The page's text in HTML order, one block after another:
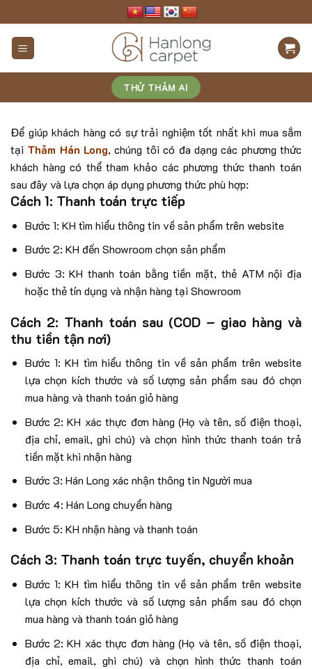
to
content
THỬ THẢM AI
Để giúp khách hàng có sự trải nghiệm tốt nhất khi mua sắm
tại Thảm Hán Long, chúng tôi có đa dạng các phương thức
khách hàng có thể tham khảo các phương thức thanh toán
sau đây và lựa chọn áp dụng phương thức phù hợp:
Cách 1: Thanh toán trực tiếp
Bước 1: KH tìm hiểu thông tin về sản phẩm trên website
Bước 2: KH đến Showroom chọn sản phẩm
Bước 3: KH thanh toán bằng tiền mặt, thẻ ATM nội địa
hoặc thẻ tín dụng và nhận hàng tại Showroom
Cách 2: Thanh toán sau (COD – giao hàng và
thu tiền tận nơi)
Bước 1: KH tìm hiểu thông tin về sản phẩm trên website
lựa chọn kích thước và số lượng sản phẩm sau đó chọn
mua hàng và thanh toán giỏ hàng
Bước 2: KH xác thực đơn hàng (Họ và tên, số điện thoại,
địa chỉ, email, ghi chú) và chọn hình thức thanh toán trả
tiền mặt khi nhận hàng
Bước 3: Hán Long xác nhận thông tin Người mua
Bước 4: Hán Long chuyển hàng
Bước 5: KH nhận hàng và thanh toán
Cách 3: Thanh toán trực tuyến, chuyển khoản
Bước 1: KH tìm hiểu thông tin về sản phẩm trên website
lựa chọn kích thước và số lượng sản phẩm sau đó chọn
mua hàng và thanh toán giỏ hàng
Bước 2: KH xác thực đơn hàng (Họ và tên, số điện thoại,
địa chỉ, email, ghi chú) và chọn hình thức thanh toán